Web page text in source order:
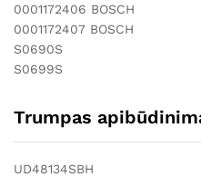
0001172406 BOSCH
0001172407 BOSCH
S0690S
S0699S
Trumpas
UD48134SBH